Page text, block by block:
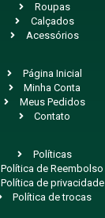
Roupas
Calçados
Acessórios
Página Inicial
Minha Conta
Meus Pedidos
Contato
Políticas
Política de Reembolso
Política de privacidade
Política de trocas